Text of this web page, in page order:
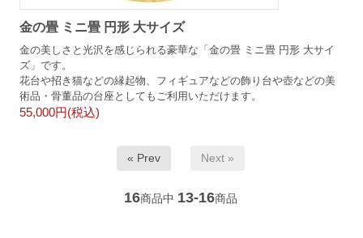
金の畳 ミニ畳 円形 大サイズ
金の美しさと光沢を感じられる豪華な「金の畳 ミニ畳 円形 大サイ
ズ」です。
花台や招き猫などの縁起物、フィギュアなどの飾り台や壺などの美
術品・骨董品の台座としてもご利用いただけます。
55,000円(税込)
« Prev Next »
16商品中 13-16商品